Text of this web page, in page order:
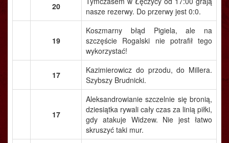
20
nasze rezerwy. Do przerwy jest 0:0.
19
Koszmarny błąd Pigiela, ale na
szczęście Rogalski nie potrafił tego
wykorzystać!
17
Kazimierowicz do przodu, do Millera.
Szybszy Brudnicki.
17
Aleksandrowianie szczelnie się bronią,
dziesiątka rywali cały czas za linią piłki,
gdy atakuje Widzew. Nie jest łatwo
skruszyć taki mur.